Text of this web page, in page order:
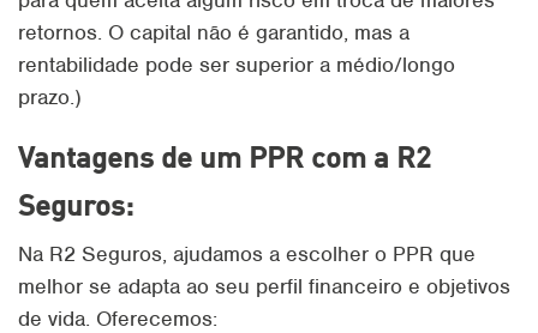
retornos. O capital não é garantido, mas a
rentabilidade pode ser superior a médio/longo
prazo.)
Vantagens de um PPR com a R2
Seguros:
Na R2 Seguros, ajudamos a escolher o PPR que
melhor se adapta ao seu perfil financeiro e objetivos
de vida. Oferecemos: